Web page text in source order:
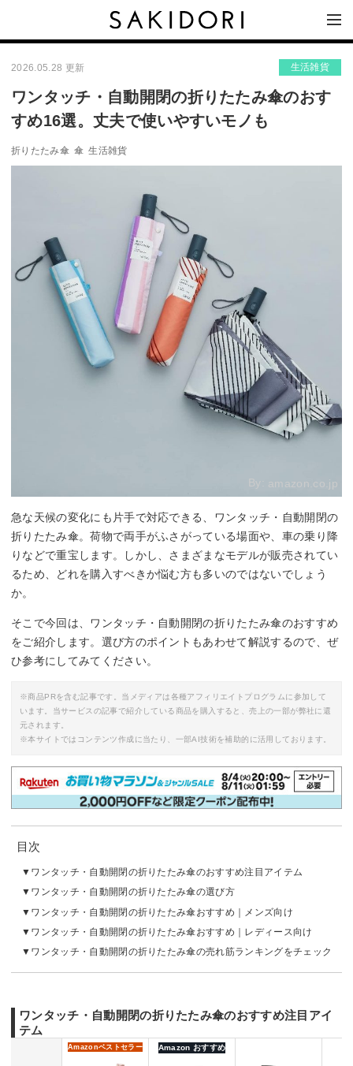
2026.05.28 更新 生活雑貨
ワンタッチ・自動開閉の折りたたみ傘のおす
すめ16選。丈夫で使いやすいモノも
折りたたみ傘 傘 生活雑貨
By: amazon.co.jp
急な天候の変化にも片手で対応できる、ワンタッチ・自動開閉の
折りたたみ傘。荷物で両手がふさがっている場面や、車の乗り降
りなどで重宝します。しかし、さまざまなモデルが販売されてい
るため、どれを購入すべきか悩む方も多いのではないでしょう
か。
そこで今回は、ワンタッチ・自動開閉の折りたたみ傘のおすすめ
をご紹介します。選び方のポイントもあわせて解説するので、ぜ
ひ参考にしてみてください。
※商品PRを含む記事です。当メディアは各種アフィリエイトプログラムに参加して
います。当サービスの記事で紹介している商品を購入すると、売上の一部が弊社に還
元されます。
※本サイトではコンテンツ作成に当たり、一部AI技術を補助的に活用しております。
目次
ワンタッチ・自動開閉の折りたたみ傘のおすすめ注目アイテム
ワンタッチ・自動開閉の折りたたみ傘の選び方
ワンタッチ・自動開閉の折りたたみ傘おすすめ｜メンズ向け
ワンタッチ・自動開閉の折りたたみ傘おすすめ｜レディース向け
ワンタッチ・自動開閉の折りたたみ傘の売れ筋ランキングをチェック
ワンタッチ・自動開閉の折りたたみ傘のおすすめ注目アイ
テム
Amazonベストセラー Amazon おすすめ